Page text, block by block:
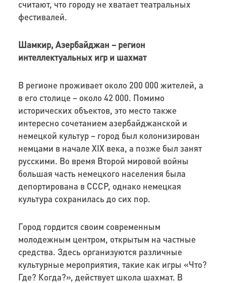
считают, что городу не хватает театральных
фестивалей.
Шамкир, Азербайджан – регион
интеллектуальных игр и шахмат
В регионе проживает около 200 000 жителей, а
в его столице – около 42 000. Помимо
исторических объектов, это место также
интересно сочетанием азербайджанской и
немецкой культур – город был колонизирован
немцами в начале XIX века, а позже был занят
русскими. Во время Второй мировой войны
большая часть немецкого населения была
депортирована в СССР, однако немецкая
культура сохранилась до сих пор.
Город гордится своим современным
молодежным центром, открытым на частные
средства. Здесь организуются различные
культурные мероприятия, такие как игры «Что?
Где? Когда?», действует школа шахмат. В